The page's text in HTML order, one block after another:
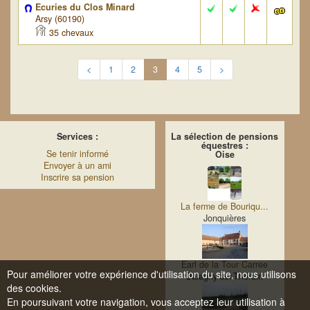
Ecuries du Clos Minard
Arsy (60190)
35 chevaux
< 1 2 3 4 5 >
Services :
Se tenir informé
Envoyer à un ami
Inscrire sa pension
La sélection de pensions
équestres :
Oise
La ferme de Bouriqu...
Jonquières
Earl de la Tour Carree
Balagny-sur-Thérain
Pour améliorer votre expérience d'utilisation du site, nous utilisons
des cookies.
En poursuivant votre navigation, vous acceptez leur utilisation à